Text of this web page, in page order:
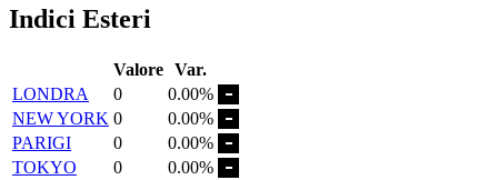
Indici Esteri
Valore Var.
LONDRA
0
0.00%
NEW YORK 0
0.00%
PARIGI
0
0.00%
TOKYO
0
0.00%